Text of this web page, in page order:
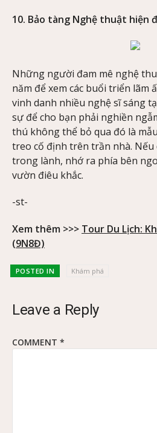
10. Bảo tàng Nghệ thuật hiện
Những người đam mê nghệ
năm để xem các buổi triển lãm
vinh danh nhiều nghệ sĩ sáng
sự để cho bạn phải nghiền
thú không thể bỏ qua đó là
treo cố định trên trần nhà.
trong lành, nhớ ra phía bên
vườn điêu khắc.
-st-
Xem thêm >>> Tour Du Lịch:
(9N8Đ)
POSTED IN Khám phá
Leave a Reply
COMMENT *